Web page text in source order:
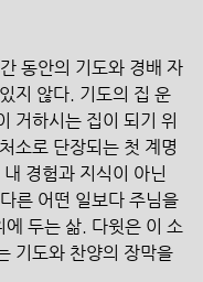
동안의 기도와 경배 자
지 않다. 기도의 집 운
거하시는 집이 되기 위
소로 단장되는 첫 계명
경험과 지식이 아닌
른 어떤 일보다 주님을
두는 삶. 다윗은 이 소
기도와 찬양의 장막을